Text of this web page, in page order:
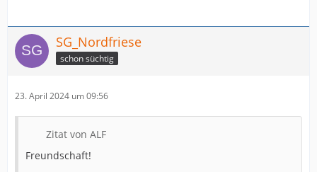
SG_Nordfriese
schon süchtig
23. April 2024 um 09:56
Zitat von ALF
Freundschaft!